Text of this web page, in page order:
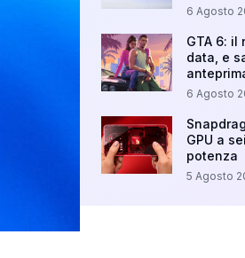
6 Agosto
GTA 6: il
data, e
6 Agosto
GPU a
potenza
5 Agosto